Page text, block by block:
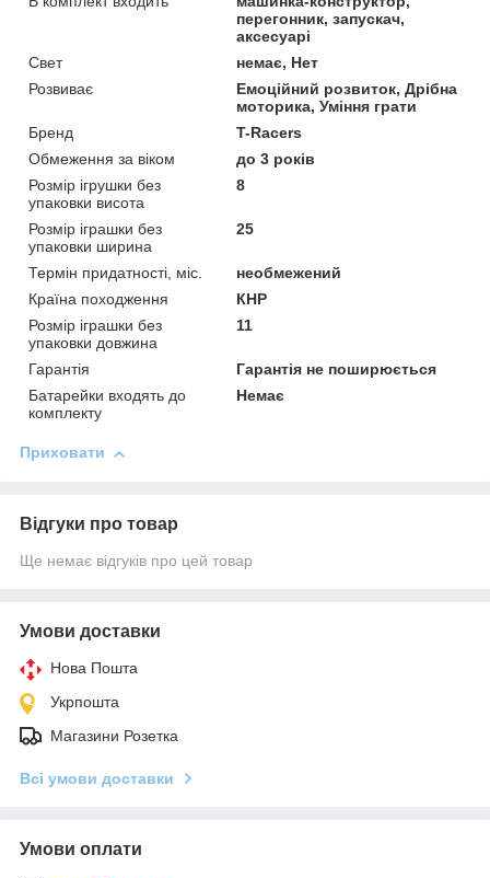
перегонник, запускач,
аксесуарі
Свет
немає, Нет
Розвиває
Емоційний розвиток, Дрібна
моторика, Уміння грати
Бренд
T-Racers
Обмеження за віком
до 3 років
Розмір ігрушки без
упаковки висота
8
Розмір іграшки без
упаковки ширина
25
Термін придатності, міс.
необмежений
Країна походження
КНР
Розмір іграшки без
упаковки довжина
11
Гарантія
Гарантія не поширюється
Батарейки входять до
комплекту
Немає
Приховати
Відгуки про товар
Ще немає відгуків про цей товар
Умови доставки
Нова Пошта
Укрпошта
Магазини Розетка
Всі умови доставки
Умови оплати